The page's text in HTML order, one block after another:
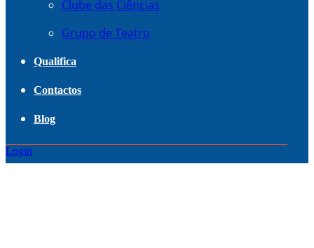
Clube das Ciências
Grupo de Teatro
Qualifica
Contactos
Blog
Login